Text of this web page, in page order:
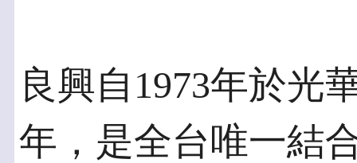
良興自1973年於光
年，是全台唯一結